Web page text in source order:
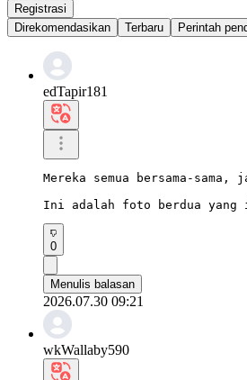
Registrasi
Direkomendasikan
Terbaru Perintah
edTapir181
Mereka semua bersama-
Ini adalah foto berdua yang
0
Menulis balasan
2026.07.30 09:21
wkWallaby590